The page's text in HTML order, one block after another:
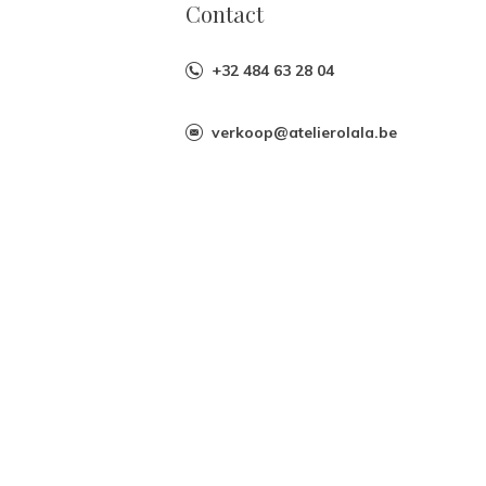
Contact
+32 484 63 28 04
verkoop@atelierolala.be